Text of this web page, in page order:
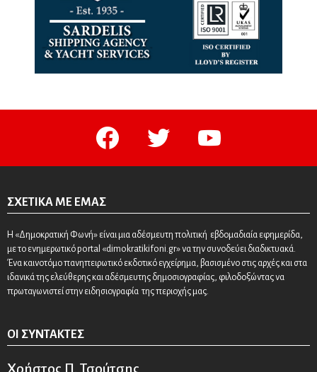
facebook twitter youtube
ΣΧΕΤΙΚΆ ΜΕ ΕΜΆΣ
Η «Δημοκρατική Φωνή» είναι μια αδέσμευτη πολιτική εβδομαδιαία εφημερίδα,
με το ενημερωτικό portal «dimokratikifoni.gr» να την συνοδεύει διαδικτυακά.
Ένα καινοτόμο πανηπειρωτικό εκδοτικό εγχείρημα, βασισμένο στις αρχές και στα
ιδανικά της ελεύθερης και αδέσμευτης δημοσιογραφίας, φιλοδοξώντας να
πρωταγωνιστεί στην ειδησιογραφία της περιοχής μας.
ΟΙ ΣΥΝΤΆΚΤΕΣ
Χρήστος Π. Τσούτσης